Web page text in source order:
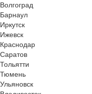
Волгоград
Барнаул
Иркутск
Ижевск
Краснодар
Саратов
Тольятти
Тюмень
Ульяновск